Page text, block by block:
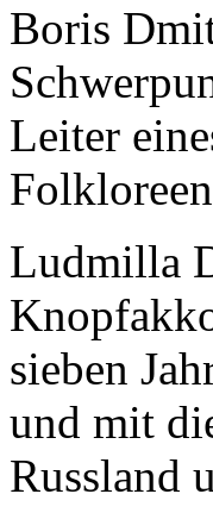
Boris
Leiter
Ludmilla
sieben
und mit
Russland